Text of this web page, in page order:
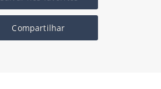
Compartilhar